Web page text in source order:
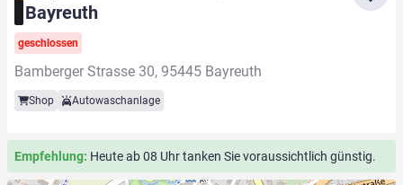
Bayreuth
geschlossen
Bamberger Strasse 30, 95445 Bayreuth
Shop Autowaschanlage
Empfehlung: Heute ab 08 Uhr tanken Sie voraussichtlich günstig.